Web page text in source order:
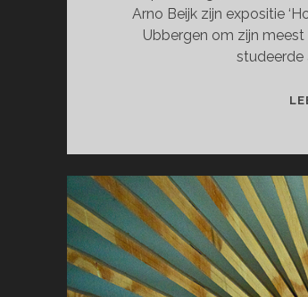
Arno Beijk zijn expositie
Ubbergen om zijn
studeerde